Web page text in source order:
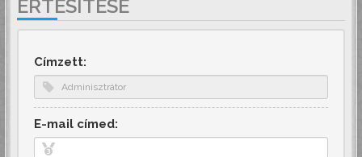
ÉRTESÍTÉSE
Címzett:
E-mail címed: